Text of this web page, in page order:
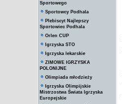
Sportowego
Sportowcy Podhala
Plebiscyt Najlepszy
Sportowiec Podhala
Orlen CUP
Igrzyska STO
Igrzyska lekarskie
ZIMOWE IGRZYSKA
POLONIJNE
Olimpiada młodzieży
Igrzyska Olimpijskie
Mistrzostwa Świata Igrzyska
Europejskie